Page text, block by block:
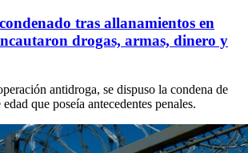
tras allanamientos en
drogas, armas, dinero y
antidroga, se dispuso la condena de
que poseía antecedentes penales.